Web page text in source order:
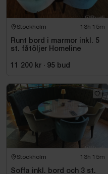
Stockholm 13h 15m
Runt bord i marmor inkl. 5
st. fåtöljer Homeline
11 200 kr · 95 bud
Stockholm 13h 15m
Soffa inkl. bord och 3 st.